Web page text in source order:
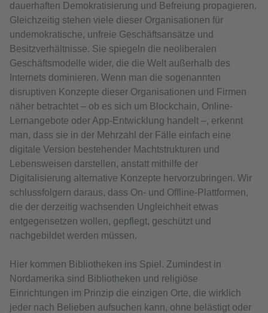
dauerhaften Demokratisierung und Befreiung propagieren.
Gleichzeitig stehen viele dieser Organisationen für
undemokratische, unfreie Geschäftsansätze und
Besitzverhältnisse. Sie spiegeln die neoliberalen
Geschäftsmodelle wider, die die Welt außerhalb des
Internets dominieren. Wenn man die sogenannten
disruptiven Konzepte dieser Organisationen und Firmen
näher betrachtet – ob es sich um Blockchain, Online-
Lernangebote oder App-Entwicklung handelt –, erkennt
man, dass sie in der Mehrzahl der Fälle einfach eine
digitale Version bestehender Machtstrukturen und
Lebensweisen darstellen, anstatt mithilfe der
Digitalisierung alternative Konzepte hervorzubringen. Wir
schlussfolgern daraus, dass On- und Offline-Plattformen,
die der derzeitig wachsenden Ungleichheit etwas
entgegensetzen wollen, gepflegt, geschützt und
nachgebildet werden müssen.
Hier kommen Bibliotheken ins Spiel. Zumindest in
Nordamerika sind Bibliotheken und religiöse
Einrichtungen im Prinzip die einzigen Orte, die wirklich
jeder nach Belieben aufsuchen kann, ohne belästigt oder